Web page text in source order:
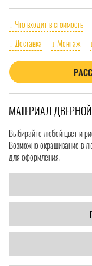
↓ Что входит в стоимость
↓ Доставка
↓ Монтаж
МАТЕРИАЛ
Выбирайте любой цвет и
Возможно окрашивание в
для оформления.